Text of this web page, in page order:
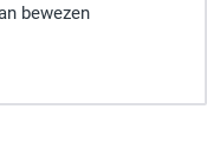
bewezen